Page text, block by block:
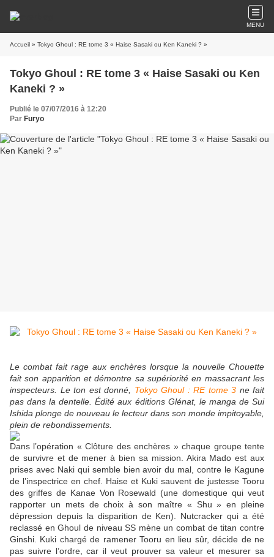
MENU
Accueil » Tokyo Ghoul : RE tome 3 « Haise Sasaki ou Ken Kaneki ? »
Tokyo Ghoul : RE tome 3 « Haise Sasaki ou Ken
Kaneki ? »
Publié le 07/07/2016 à 12:20
Par Furyo
Le combat fait rage aux enchères lorsque la nouvelle Chouette
fait son apparition et démontre sa supériorité en massacrant les
inspecteurs. Le ton est donné, Tokyo Ghoul : RE tome 3 ne fait
pas dans la dentelle. Édité aux éditions Glénat, le manga de Sui
Ishida plonge de nouveau le lecteur dans son monde impitoyable,
plein de rebondissements.
Dans l’opération « Clôture des enchères » chaque groupe tente
de survivre et de mener à bien sa mission. Akira Mado est aux
prises avec Naki qui semble bien avoir du mal, contre le Kagune
de l’inspectrice en chef. Haise et Kuki sauvent de justesse Tooru
des griffes de Kanae Von Rosewald (une domestique qui veut
rapporter un mets de choix à son maître « Shu » en pleine
dépression depuis la disparition de Ken). Nutcracker qui a été
reclassé en Ghoul de niveau SS mène un combat de titan contre
Ginshi. Kuki chargé de ramener Tooru en lieu sûr, décide de ne
pas suivre l’ordre, car il veut prouver sa valeur et mesurer sa